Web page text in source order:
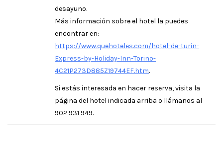
desayuno.
Más información sobre el hotel la puedes
encontrar en:
https://www.quehoteles.com/hotel-de-turin-
Express-by-Holiday-Inn-Torino-
4C21P273D885Z19744EF.htm.
Si estás interesada en hacer reserva, visita la
página del hotel indicada arriba o llámanos al
902 931 949.